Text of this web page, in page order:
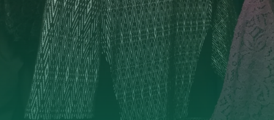
Namdalen
Orklaregionen
Røros og Holtålen